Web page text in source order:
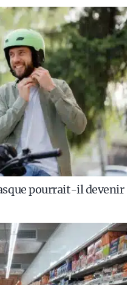
pourrait-il devenir